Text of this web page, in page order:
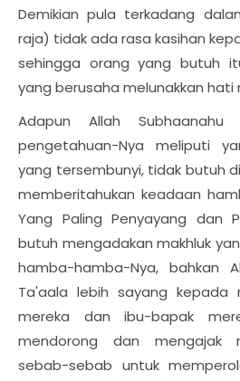
Demikian pula terkadang
raja) tidak ada rasa kasihan
sehingga orang yang butuh
yang berusaha melunakkan hati
Adapun Allah
pengetahuan-Nya meliputi
yang tersembunyi, tidak butuh
memberitahukan keadaan
Yang Paling Penyayang dan
butuh mengadakan makhluk
hamba-hamba-Nya, bahkan
Ta'aala lebih sayang kepada
mereka dan ibu-bapak
mendorong dan mengajak
sebab-sebab untuk